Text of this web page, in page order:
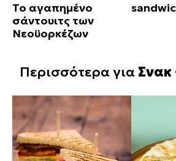
Το αγαπημένο
σάντουιτς των
Νεοϋορκέζων
Περισσότερα για Σνακ